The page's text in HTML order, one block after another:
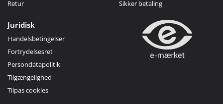
Retur
Sikker betaling
Juridisk
Handelsbetingelser
Fortrydelsesret
Persondatapolitik
Tilgængelighed
Tilpas cookies